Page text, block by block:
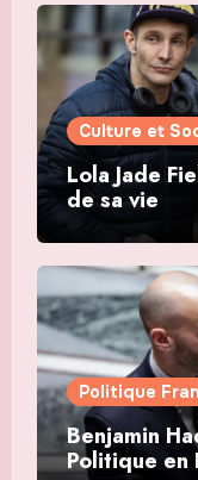
Culture et
Lola Jade
de sa vie
Politique
Benjamin
Politique en